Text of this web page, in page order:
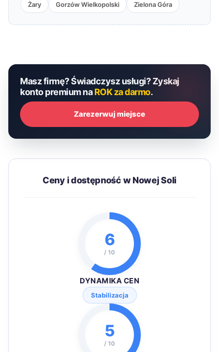
Żary Gorzów Wielkopolski Zielona Góra
Masz firmę? Świadczysz usługi? Zyskaj
konto premium naROK za darmo.
Zarezerwuj miejsce
Ceny i dostępność w Nowej Soli
6
/ 10
DYNAMIKA CEN
Stabilizacja
5
/ 10